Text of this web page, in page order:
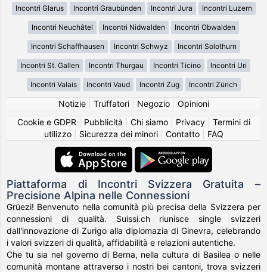
Incontri Glarus Incontri Graubünden Incontri Jura Incontri Luzern
Incontri Neuchâtel Incontri Nidwalden Incontri Obwalden
Incontri Schaffhausen Incontri Schwyz Incontri Solothurn
Incontri St. Gallen Incontri Thurgau Incontri Ticino Incontri Uri
Incontri Valais Incontri Vaud Incontri Zug Incontri Zürich
Notizie| Truffatori| Negozio| Opinioni
Cookie e GDPR
Pubblicità Chi siamo| Privacy| Termini di
utilizzo| Sicurezza dei minori| Contatto| FAQ
Piattaforma di Incontri Svizzera Gratuita –
Precisione Alpina nelle Connessioni
Grüezi! Benvenuto nella comunità più precisa della Svizzera per
connessioni di qualità. Suissi.ch riunisce single svizzeri
dall'innovazione di Zurigo alla diplomazia di Ginevra, celebrando
i valori svizzeri di qualità, affidabilità e relazioni autentiche.
Che tu sia nel governo di Berna, nella cultura di Basilea o nelle
comunità montane attraverso i nostri bei cantoni, trova svizzeri